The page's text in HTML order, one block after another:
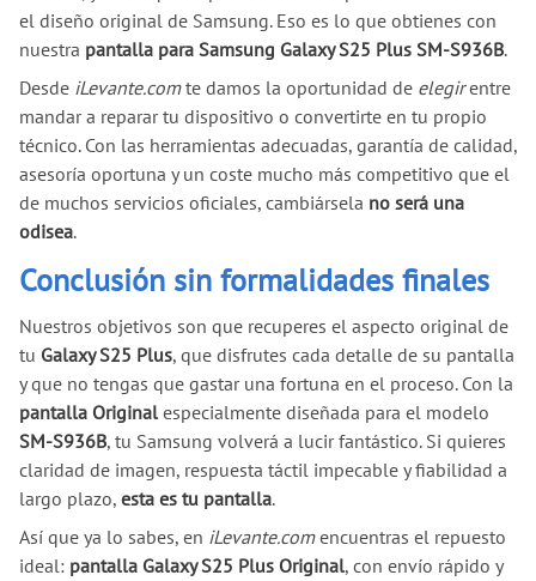
el diseño original de Samsung. Eso es lo que obtienes con
nuestra pantalla para Samsung Galaxy S25 Plus SM-S936B.
Desde iLevante.comte damos la oportunidad de elegirentre
mandar a reparar tu dispositivo o convertirte en tu propio
técnico. Con las herramientas adecuadas, garantía de calidad,
asesoría oportuna y un coste mucho más competitivo que el
de muchos servicios oficiales, cambiársela no será una
odisea.
Conclusión sin formalidades finales
Nuestros objetivos son que recuperes el aspecto original de
tu Galaxy S25 Plus, que disfrutes cada detalle de su pantalla
y que no tengas que gastar una fortuna en el proceso. Con la
pantalla Original especialmente diseñada para el modelo
SM-S936B, tu Samsung volverá a lucir fantástico. Si quieres
claridad de imagen, respuesta táctil impecable y fiabilidad a
largo plazo, esta es tu pantalla.
Así que ya lo sabes, en iLevante.comencuentras el repuesto
ideal: pantalla Galaxy S25 Plus Original, con envío rápido y